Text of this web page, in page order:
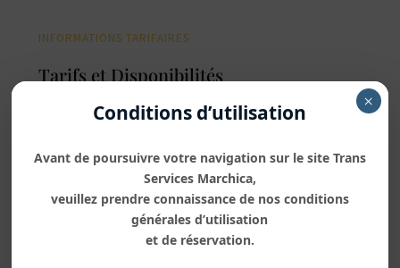
INFORMATIONS TARIFAIRES
Tarifs et Disponibilités
Les tarifs affichés sur notre plateforme sont fournis à
en fonction des disponibilités, des périodes de l’année,
et des conditions spécifiques de nos partenaires. Nous
vous conseillons de vérifier régulièrement les tarifs pour
bénéficier des meilleures offres.
Conditions d’utilisation
Avant de poursuivre votre navigation sur le site Trans
Services Marchica,
veuillez prendre connaissance de nos conditions
générales d’utilisation
et de réservation.
×